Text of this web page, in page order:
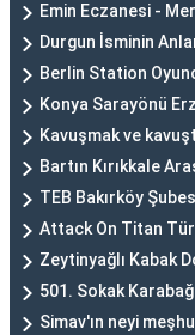
Emin Eczanesi -
Durgun İsminin
Berlin Station
Konya Sarayönü
Kavuşmak ve
Bartın Kırıkkale
TEB Bakırköy
Attack On Titan
Zeytinyağlı Kabak
501. Sokak
Simav'ın neyi